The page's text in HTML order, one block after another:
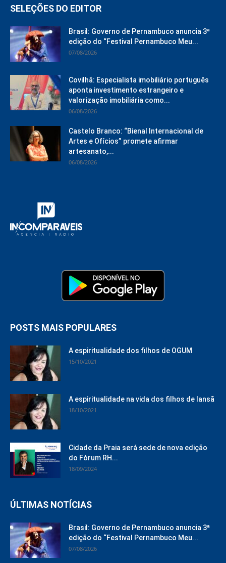
SELEÇÕES DO EDITOR
Brasil: Governo de Pernambuco anuncia 3ª
edição do “Festival Pernambuco Meu...
07/08/2026
Covilhã: Especialista imobiliário português
aponta investimento estrangeiro e
valorização imobiliária como...
06/08/2026
Castelo Branco: “Bienal Internacional de
Artes e Ofícios” promete afirmar
artesanato,...
06/08/2026
POSTS MAIS POPULARES
A espiritualidade dos filhos de OGUM
15/10/2021
A espiritualidade na vida dos filhos de Iansã
18/10/2021
Cidade da Praia será sede de nova edição
do Fórum RH...
18/09/2024
ÚLTIMAS NOTÍCIAS
Brasil: Governo de Pernambuco anuncia 3ª
edição do “Festival Pernambuco Meu...
07/08/2026